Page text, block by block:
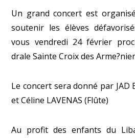
NOS
PRESSE
Un grand concert est
soutenir les élèves
vous vendredi 24 février
drale Sainte Croix des
Le concert sera donné par JAD
et Céline LAVENAS (Flûte)
Au profit des enfants du